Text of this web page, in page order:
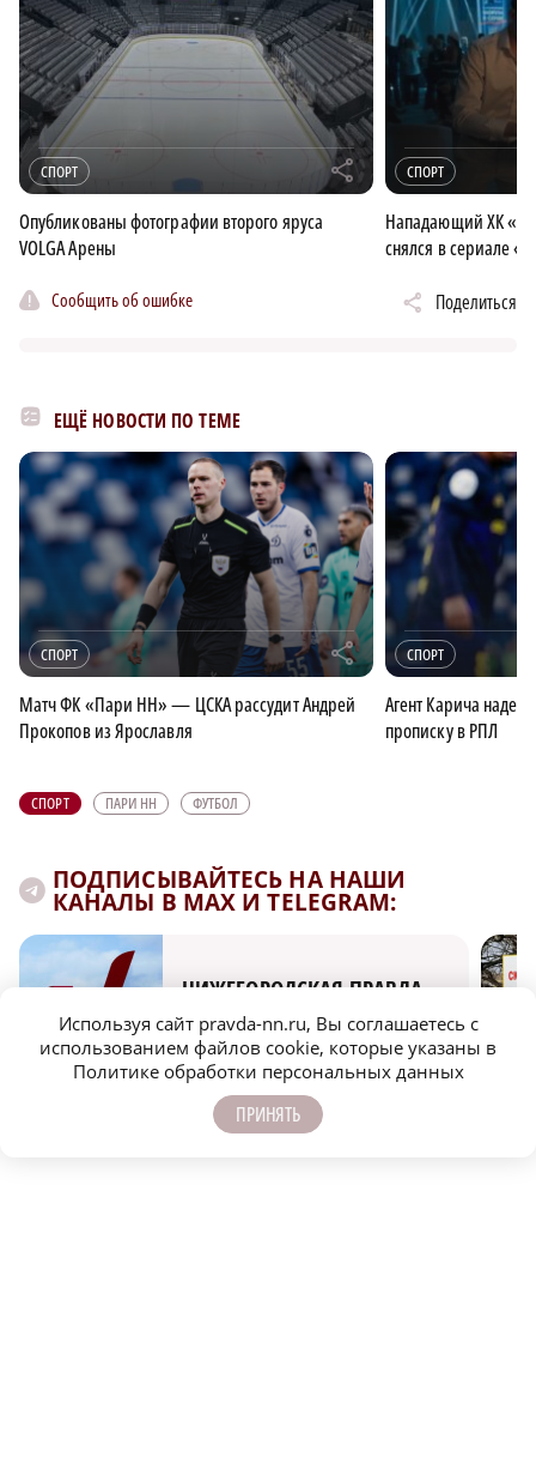
СПОРТ r
Опубликованы фотографии второго яруса
VOLGA Арены
СПОРТ
Нападающий ХК
снялся в сериале
Сообщить об ошибке Поделиться
ЕЩЁ НОВОСТИ ПО ТЕМЕ
СПОРТ r
Матч ФК «Пари НН» — ЦСКА рассудит Андрей
Прокопов из Ярославля
СПОРТ
Агент Карича
прописку в РПЛ
СПОРТ ПАРИ НН ФУТБОЛ
ПОДПИСЫВАЙТЕСЬ НА НАШИ
КАНАЛЫ В MAX И TELEGRAM:
НИЖЕГОРОДСКАЯ ПРАВДА
Быстро, честно, точно. И ничего лишнего
Используя сайт pravda-nn.ru, Вы соглашаетесь с
использованием файлов cookie, которые указаны в
Политике обработки персональных данных
ПРИНЯТЬ